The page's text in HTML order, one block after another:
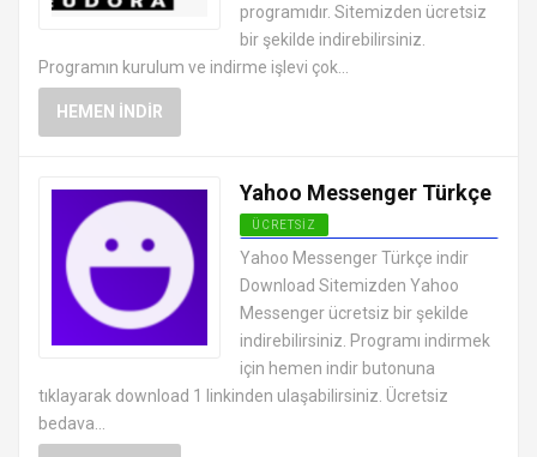
programıdır. Sitemizden ücretsiz
bir şekilde indirebilirsiniz.
Programın kurulum ve indirme işlevi çok...
HEMEN İNDIR
Yahoo Messenger Türkçe
ÜCRETSIZ
MESAJLAŞMA SOHBET
PROGRAMLARI
Yahoo Messenger Türkçe indir
Download Sitemizden Yahoo
Messenger ücretsiz bir şekilde
indirebilirsiniz. Programı indirmek
için hemen indir butonuna
tıklayarak download 1 linkinden ulaşabilirsiniz. Ücretsiz
bedava...